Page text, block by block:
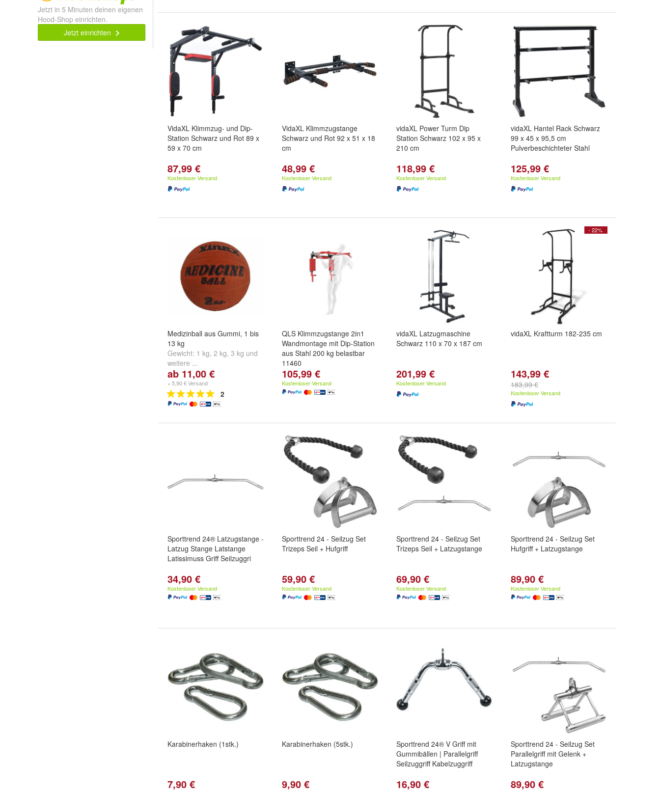
Jetzt in 5 Minuten deinen eigenen
Hood-Shop einrichten.
Jetzt einrichten
VidaXL Klimmzug- und Dip-
Station Schwarz und Rot 89 x
59 x 70 cm
87,99 €
Kostenloser Versand
VidaXL Klimmzugstange
Schwarz und Rot 92 x 51 x 18
cm
48,99 €
Kostenloser Versand
vidaXL Power Turm Dip
Station Schwarz 102 x 95 x
210 cm
118,99 €
Kostenloser Versand
vidaXL Hantel Rack Schwarz
99 x 45 x 95,5 cm
Pulverbeschichteter Stahl
125,99 €
Kostenloser Versand
Medizinball aus Gummi, 1 bis
13 kg
Gewicht: 1 kg, 2 kg, 3 kg und
weitere ...
ab 11,00 €
+ 5,90 € Versand
2
QLS Klimmzugstange 2in1
Wandmontage mit Dip-Station
aus Stahl 200 kg belastbar
11460
105,99 €
Kostenloser Versand
vidaXL Latzugmaschine
Schwarz 110 x 70 x 187 cm
201,99 €
Kostenloser Versand
- 22%
vidaXL Kraftturm 182-235 cm
143,99 €
183,99 €
Kostenloser Versand
Sporttrend 24® Latzugstange -
Latzug Stange Latstange
Latissimuss Griff Seilzuggri
34,90 €
Kostenloser Versand
Sporttrend 24 - Seilzug Set
Trizeps Seil + Hufgriff
59,90 €
Kostenloser Versand
Sporttrend 24 - Seilzug Set
Trizeps Seil + Latzugstange
69,90 €
Kostenloser Versand
Sporttrend 24 - Seilzug Set
Hufgriff + Latzugstange
89,90 €
Kostenloser Versand
Karabinerhaken (1stk.)
7,90 €
Karabinerhaken (5stk.)
9,90 €
Sporttrend 24® V Griff mit
Gummibällen | Parallelgriff
Seilzuggriff Kabelzuggriff
16,90 €
Sporttrend 24 - Seilzug Set
Parallelgriff mit Gelenk +
Latzugstange
89,90 €